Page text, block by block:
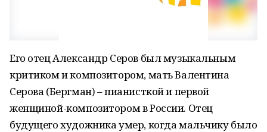
Его отец Александр Серов был музыкальным
критиком и композитором, мать Валентина
Серова (Бергман) – пианисткой и первой
женщиной-композитором в России. Отец
будущего художника умер, когда мальчику было